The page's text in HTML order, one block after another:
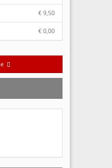
€ 9,50
€ 0,00